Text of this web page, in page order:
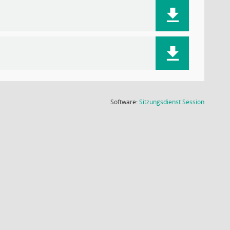
Software:SitzungsdienstSession(Wird in